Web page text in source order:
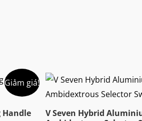
Giảm giá!
Handle
V Seven Hybrid